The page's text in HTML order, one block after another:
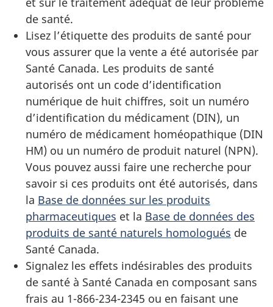
de santé.
Lisez l’étiquette des produits de santé pour
vous assurer que la vente a été autorisée par
Santé Canada. Les produits de santé
autorisés ont un code d’identification
numérique de huit chiffres, soit un numéro
d’identification du médicament (DIN), un
numéro de médicament homéopathique (DIN
HM) ou un numéro de produit naturel (NPN).
Vous pouvez aussi faire une recherche pour
savoir si ces produits ont été autorisés, dans
la Base de données sur les produits
pharmaceutiques et la Base de données des
produits de santé naturels homologués de
Santé Canada.
Signalez les effets indésirables des produits
de santé à Santé Canada en composant sans
frais au 1-866-234-2345 ou en faisant une